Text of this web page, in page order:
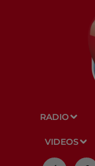
RADIO
VIDEOS